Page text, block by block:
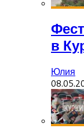
в
Юлия